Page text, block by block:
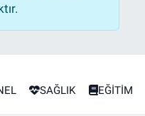
SAĞLIK EĞİTİM